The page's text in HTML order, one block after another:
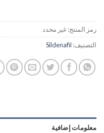
رمز المنتج:غير محدد
التصنيف: Sildenafil
معلومات إضافية